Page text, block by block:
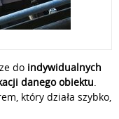
do indywidualnych
danego obiektu
który działa szybko,